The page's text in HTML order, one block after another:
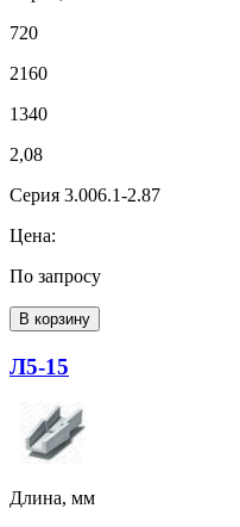
720
2160
1340
2,08
Серия 3.006.1-2.87
Цена:
По запросу
В корзину
Л5-15
Длина, мм